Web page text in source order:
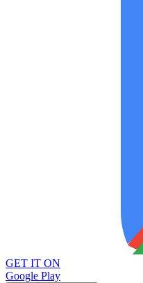
GET IT ON
Google Play